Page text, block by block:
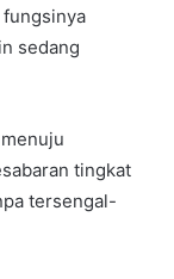
sedang
tingkat
tersengal-